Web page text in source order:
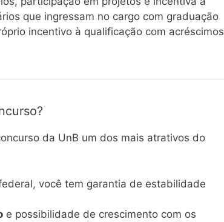
que ingressam no cargo com graduação
incentivo à qualificação com acréscimos
da UnB um dos mais atrativos do
você tem garantia de estabilidade
e possibilidade de crescimento com os